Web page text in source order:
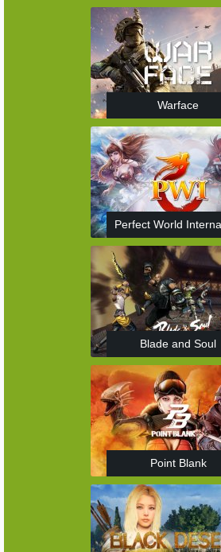
Warface
Blade and Soul
Point Blank